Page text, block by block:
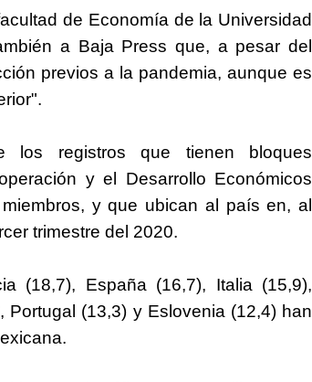
de Economía de la Universidad
a Baja Press que, a pesar del
previos a la pandemia, aunque es
los registros que tienen bloques
y el Desarrollo Económicos
y que ubican al país en, al
trimestre del 2020.
(18,7), España (16,7), Italia (15,9),
Portugal (13,3) y Eslovenia (12,4) han